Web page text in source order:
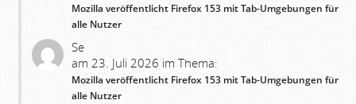
Mozilla veröffentlicht Firefox 153 mit Tab-Umgebungen für
alle Nutzer
Se
am 23. Juli 2026 im Thema:
Mozilla veröffentlicht Firefox 153 mit Tab-Umgebungen für
alle Nutzer